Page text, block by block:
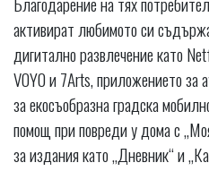
активират любимото си
дигитално развлечение като
VOYO и 7Arts, приложението за
за екосъобразна градска
помощ при повреди у дома с
за издания като „Дневник“ и